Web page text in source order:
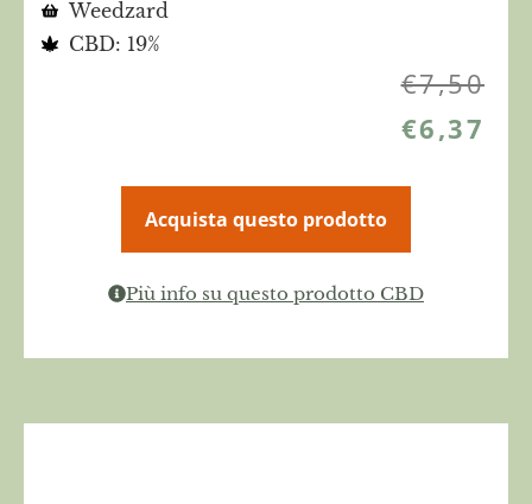
Weedzard
CBD: 19%
€7,50
€6,37
Acquista questo prodotto
Più info su questo prodotto CBD